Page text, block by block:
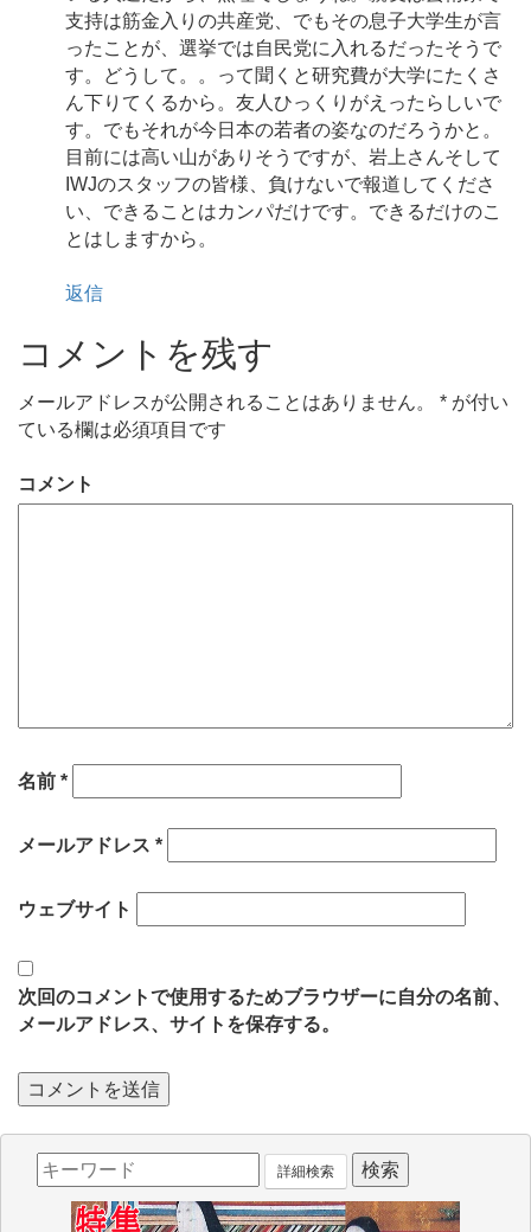
支持は筋金入りの共産党、でもその息子大学生が言
ったことが、選挙では自民党に入れるだったそうで
す。どうして。。って聞くと研究費が大学にたくさ
ん下りてくるから。友人ひっくりがえったらしいで
す。でもそれが今日本の若者の姿なのだろうかと。
目前には高い山がありそうですが、岩上さんそして
IWJのスタッフの皆様、負けないで報道してくださ
い、できることはカンパだけです。できるだけのこ
とはしますから。
返信
コメントを残す
メールアドレスが公開されることはありません。 * が付い
ている欄は必須項目です
コメント
名前 *
メールアドレス *
ウェブサイト
次回のコメントで使用するためブラウザーに自分の名前、
メールアドレス、サイトを保存する。
詳細検索